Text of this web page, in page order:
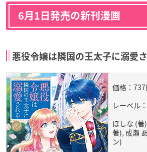
6月1日発売の新刊漫画
悪役令嬢は隣国の王太子に溺愛
価格：
レーベル
ほしな (
著), 成瀬
ン)